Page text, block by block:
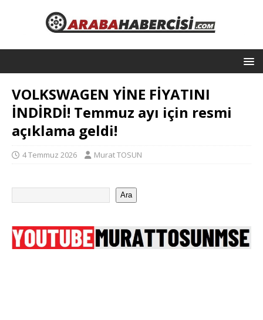
VOLKSWAGEN YİNE FİYATINI
İNDİRDİ! Temmuz ayı için resmi
açıklama geldi!
4 Temmuz 2026 Murat TOSUN
Ara